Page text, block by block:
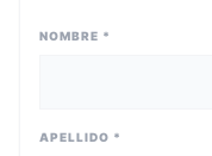
NOMBRE *
APELLIDO *